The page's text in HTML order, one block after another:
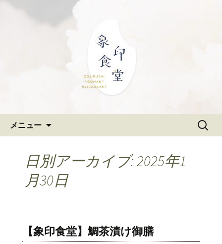
難波・なんばスカイオにある
和食「象印食堂」の公式ブログ
大阪難波の和食「象印食堂」。象印マ
ホービンが、「ごはんレストラン」と
して、美味しいごはんをご提供しま
メニュー
検
日別アーカイブ: 2025年1
月30日
【象印食堂】鯛茶漬け御膳